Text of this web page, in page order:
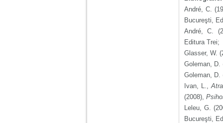
André, C.
Bucureşti,
André, C.
Editura Trei;
Glasser, W.
Goleman,
Goleman,
Ivan, L.,
(2008),
Leleu, G.
Bucureşti,